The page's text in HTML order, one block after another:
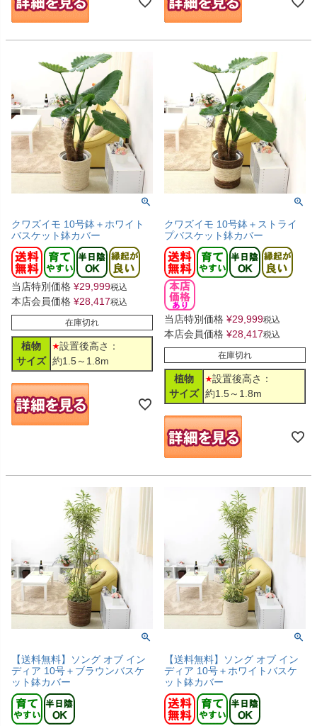
クワズイモ 10号鉢＋ホワイト
バスケット鉢カバー
当店特別価格 ¥29,999税込
本店会員価格 ¥28,417税込
在庫切れ
植物
サイズ
設置後高さ：
約1.5～1.8m
クワズイモ 10号鉢＋ストライ
プバスケット鉢カバー
当店特別価格 ¥29,999税込
本店会員価格 ¥28,417税込
在庫切れ
植物
サイズ
設置後高さ：
約1.5～1.8m
【送料無料】ソング オブ イン
ディア 10号＋ブラウンバスケ
ット鉢カバー
【送料無料】ソング オブ イン
ディア 10号＋ホワイトバスケ
ット鉢カバー